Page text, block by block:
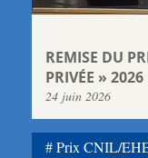
REMISE DU
PRIVÉE »
24 juin 2026
Prix CNIL/